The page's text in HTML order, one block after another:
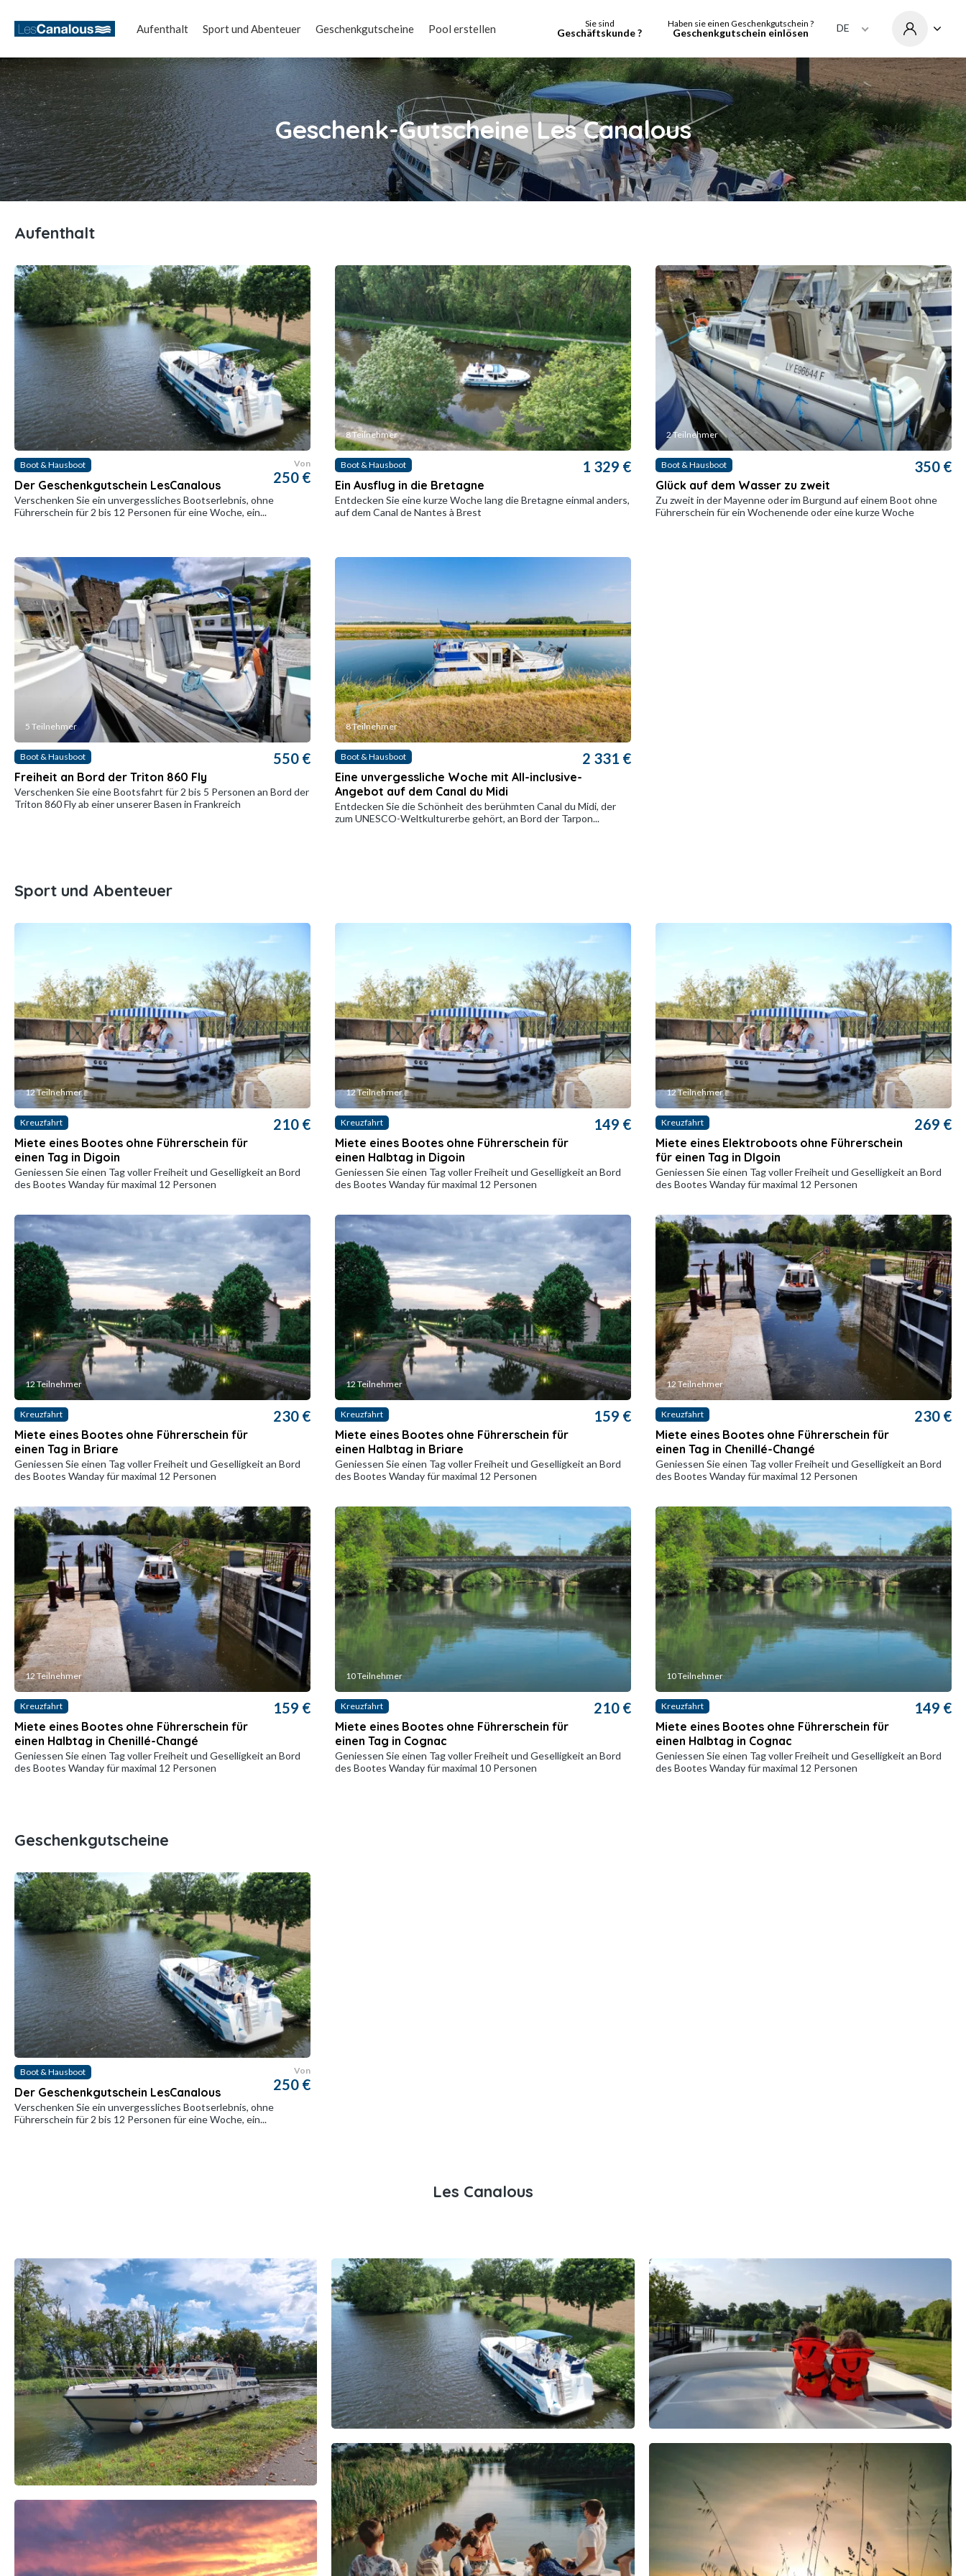
Aufenthalt Sport und Abenteuer Geschenkgutscheine Pool erstellen Sie sind
Geschäftskunde ?
Haben sie einen Geschenkgutschein ?
Geschenkgutschein einlösen DE
Geschenk-Gutscheine Les Canalous
Aufenthalt
Boot & Hausboot
Der Geschenkgutschein LesCanalous
Von
250 €
Verschenken Sie ein unvergessliches Bootserlebnis, ohne
Führerschein für 2 bis 12 Personen für eine Woche, ein...
8 Teilnehmer
Boot & Hausboot
Ein Ausflug in die Bretagne
1 329 €
Entdecken Sie eine kurze Woche lang die Bretagne einmal anders,
auf dem Canal de Nantes à Brest
2 Teilnehmer
Boot & Hausboot
Glück auf dem Wasser zu zweit
350 €
Zu zweit in der Mayenne oder im Burgund auf einem Boot ohne
Führerschein für ein Wochenende oder eine kurze Woche
5 Teilnehmer
Boot & Hausboot
Freiheit an Bord der Triton 860 Fly
550 €
Verschenken Sie eine Bootsfahrt für 2 bis 5 Personen an Bord der
Triton 860 Fly ab einer unserer Basen in Frankreich
8 Teilnehmer
Boot & Hausboot
Eine unvergessliche Woche mit All-inclusive-
Angebot auf dem Canal du Midi
2 331 €
Entdecken Sie die Schönheit des berühmten Canal du Midi, der
zum UNESCO-Weltkulturerbe gehört, an Bord der Tarpon...
Sport und Abenteuer
12 Teilnehmer
Kreuzfahrt
Miete eines Bootes ohne Führerschein für
einen Tag in Digoin
210 €
Geniessen Sie einen Tag voller Freiheit und Geselligkeit an Bord
des Bootes Wanday für maximal 12 Personen
12 Teilnehmer
Kreuzfahrt
Miete eines Bootes ohne Führerschein für
einen Halbtag in Digoin
149 €
Geniessen Sie einen Tag voller Freiheit und Geselligkeit an Bord
des Bootes Wanday für maximal 12 Personen
12 Teilnehmer
Kreuzfahrt
Miete eines Elektroboots ohne Führerschein
für einen Tag in DIgoin
269 €
Geniessen Sie einen Tag voller Freiheit und Geselligkeit an Bord
des Bootes Wanday für maximal 12 Personen
12 Teilnehmer
Kreuzfahrt
Miete eines Bootes ohne Führerschein für
einen Tag in Briare
230 €
Geniessen Sie einen Tag voller Freiheit und Geselligkeit an Bord
des Bootes Wanday für maximal 12 Personen
12 Teilnehmer
Kreuzfahrt
Miete eines Bootes ohne Führerschein für
einen Halbtag in Briare
159 €
Geniessen Sie einen Tag voller Freiheit und Geselligkeit an Bord
des Bootes Wanday für maximal 12 Personen
12 Teilnehmer
Kreuzfahrt
Miete eines Bootes ohne Führerschein für
einen Tag in Chenillé-Changé
230 €
Geniessen Sie einen Tag voller Freiheit und Geselligkeit an Bord
des Bootes Wanday für maximal 12 Personen
12 Teilnehmer
Kreuzfahrt
Miete eines Bootes ohne Führerschein für
einen Halbtag in Chenillé-Changé
159 €
Geniessen Sie einen Tag voller Freiheit und Geselligkeit an Bord
des Bootes Wanday für maximal 12 Personen
10 Teilnehmer
Kreuzfahrt
Miete eines Bootes ohne Führerschein für
einen Tag in Cognac
210 €
Geniessen Sie einen Tag voller Freiheit und Geselligkeit an Bord
des Bootes Wanday für maximal 10 Personen
10 Teilnehmer
Kreuzfahrt
Miete eines Bootes ohne Führerschein für
einen Halbtag in Cognac
149 €
Geniessen Sie einen Tag voller Freiheit und Geselligkeit an Bord
des Bootes Wanday für maximal 12 Personen
Geschenkgutscheine
Boot & Hausboot
Der Geschenkgutschein LesCanalous
Von
250 €
Verschenken Sie ein unvergessliches Bootserlebnis, ohne
Führerschein für 2 bis 12 Personen für eine Woche, ein...
Les Canalous